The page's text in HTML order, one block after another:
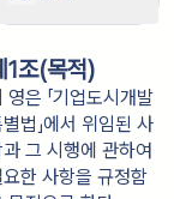
1조(목적)
영은 「기업도시개발
법」에서 위임된 사
그 시행에 관하여
요한 사항을 규정함